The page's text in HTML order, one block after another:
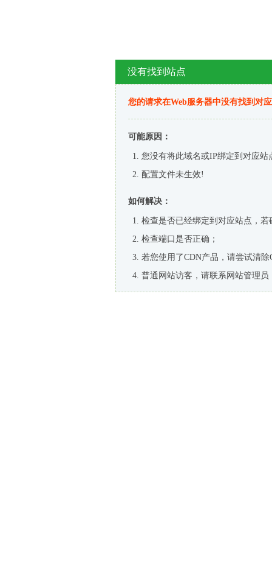
没有找到站点
您的请求在Web服务器中没有找到对
可能原因：
您没有将此域名或IP绑定到对应站
配置文件未生效!
如何解决：
检查是否已经绑定到对应站点，
检查端口是否正确；
若您使用了CDN产品，请尝试清除
普通网站访客，请联系网站管理员